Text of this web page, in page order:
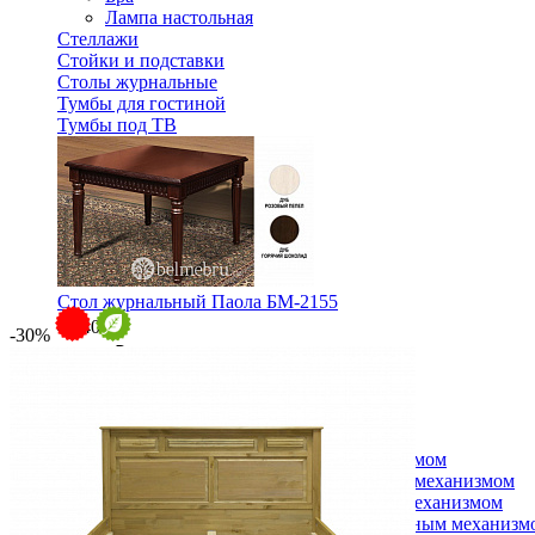
Лампа настольная
Стеллажи
Стойки и подставки
Столы журнальные
Тумбы для гостиной
Тумбы под ТВ
Стол журнальный Паола БМ-2155
44 405 ₽
53 500 ₽
Спальня
Деревянные кровати с подъемным механизмом
Кровати односпальные с подъемным механизмом
Кровати двуспальные с подъемным механизмом
Кровати полутороспальные с подъемным
-30%